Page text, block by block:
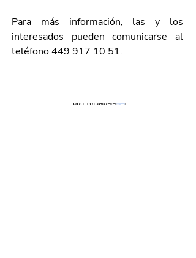
Para más información, las y los
interesados pueden comunicarse al
teléfono 449 917 10 51.